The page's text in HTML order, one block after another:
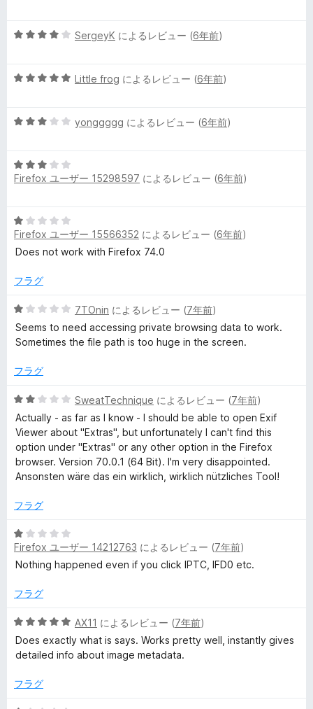
1
価
5
中
評
SergeyK によるレビュー (6年前)
5
中
評
価
Little frog によるレビュー (6年前)
5
中
3
価
yonggggg によるレビュー (6年前)
5
段
3
の
評
Firefox ユーザー 15298597 によるレビュー (6年前)
5
段
階
1
評
価
Firefox ユーザー 15566352 によるレビュー (6年前)
Does not work with Firefox 74.0
フラグ
5
段
階
1
評
価
7TOnin によるレビュー (7年前)
Seems to need accessing private browsing data to work.
Sometimes the file path is too huge in the screen.
フラグ
5
段
階
中
2
の
価
SweatTechnique によるレビュー (7年前)
Actually - as far as I know - I should be able to open Exif
Viewer about "Extras", but unfortunately I can't find this
option under "Extras" or any other option in the Firefox
browser. Version 70.0.1 (64 Bit). I'm very disappointed.
Ansonsten wäre das ein wirklich, wirklich nützliches Tool!
フラグ
5
段
階
1
評
価
Firefox ユーザー 14212763 によるレビュー (7年前)
Nothing happened even if you click IPTC, IFD0 etc.
フラグ
5
段
階
5
AX11 によるレビュー (7年前)
Does exactly what is says. Works pretty well, instantly gives
detailed info about image metadata.
フラグ